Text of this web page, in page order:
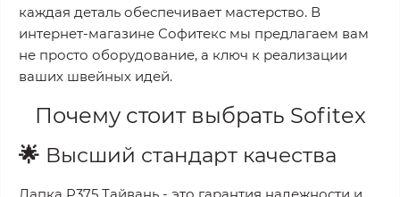
каждая деталь обеспечивает мастерство. В
интернет-магазине Софитекс мы предлагаем вам
не просто оборудование, а ключ к реализации
ваших швейных идей.
Почему стоит выбрать Sofitex
🌟 Высший стандарт качества